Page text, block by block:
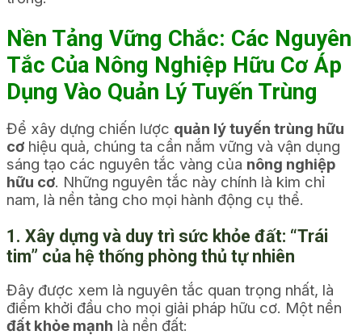
Nền Tảng Vững Chắc: Các Nguyên
Tắc Của Nông Nghiệp Hữu Cơ Áp
Dụng Vào Quản Lý Tuyến Trùng
Để xây dựng chiến lược quản lý tuyến trùng hữu
cơ hiệu quả, chúng ta cần nắm vững và vận dụng
sáng tạo các nguyên tắc vàng của nông nghiệp
hữu cơ. Những nguyên tắc này chính là kim chỉ
nam, là nền tảng cho mọi hành động cụ thể.
1. Xây dựng và duy trì sức khỏe đất: “Trái
tim” của hệ thống phòng thủ tự nhiên
Đây được xem là nguyên tắc quan trọng nhất, là
điểm khởi đầu cho mọi giải pháp hữu cơ. Một nền
đất khỏe mạnh là nền đất: